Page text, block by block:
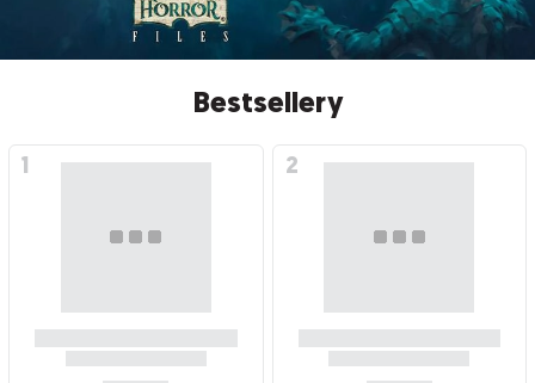
Bestsellery